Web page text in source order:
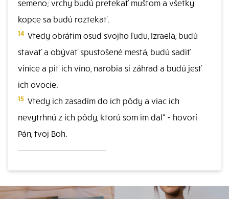
semeno; vrchy budú pretekať muštom a všetky
kopce sa budú roztekať.
14 Vtedy obrátim osud svojho ľudu, Izraela, budú
stavať a obývať spustošené mestá, budú sadiť
vinice a piť ich víno, narobia si záhrad a budú jesť
ich ovocie.
15 Vtedy ich zasadím do ich pôdy a viac ich
nevytrhnú z ich pôdy, ktorú som im dal“ - hovorí
Pán, tvoj Boh.